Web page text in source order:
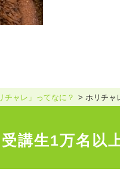
チャレ」ってなに？ ホリチャ
受講生1万名以上